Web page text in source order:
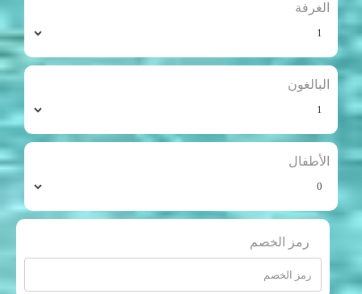
الغرفة
البالغون
الأطفال
رمز الخصم